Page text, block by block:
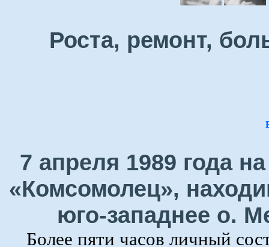
Роста, ремонт,
7 апреля 1989 года
«Комсомолец»,
юго-западнее о.
Более пяти часов личный